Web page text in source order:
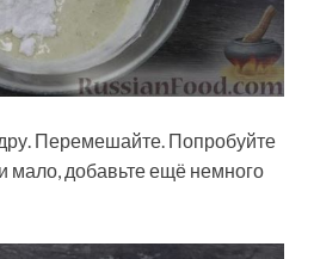
Перемешайте. Попробуйте
мало, добавьте ещё немного